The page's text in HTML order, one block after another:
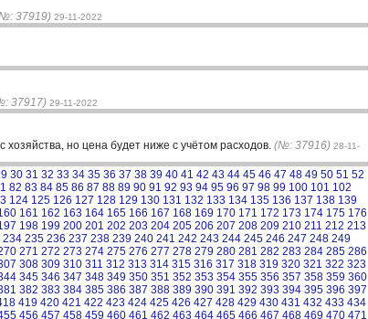
37919) 29-11-2022
37917) 29-11-2022
но цена будет ниже с учётом расходов. (№: 37916) 28-11-
30 31 32 33 34 35 36 37 38 39 40 41 42 43 44 45 46 47 48 49 50 51 52
82 83 84 85 86 87 88 89 90 91 92 93 94 95 96 97 98 99 100 101 102
124 125 126 127 128 129 130 131 132 133 134 135 136 137 138 139
161 162 163 164 165 166 167 168 169 170 171 172 173 174 175 176
198 199 200 201 202 203 204 205 206 207 208 209 210 211 212 213
234 235 236 237 238 239 240 241 242 243 244 245 246 247 248 249
271 272 273 274 275 276 277 278 279 280 281 282 283 284 285 286
308 309 310 311 312 313 314 315 316 317 318 319 320 321 322 323
345 346 347 348 349 350 351 352 353 354 355 356 357 358 359 360
382 383 384 385 386 387 388 389 390 391 392 393 394 395 396 397
419 420 421 422 423 424 425 426 427 428 429 430 431 432 433 434
456 457 458 459 460 461 462 463 464 465 466 467 468 469 470 471